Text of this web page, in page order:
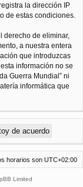
la dirección IP
de estas condiciones.
derecho de eliminar,
a nuestra entera
que introduzcas
información no se
Guerra Mundial” ni
informática que
horarios son UTC+02:00
Limited